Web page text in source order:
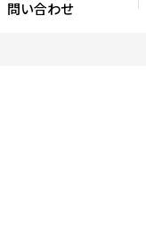
問い合わせ